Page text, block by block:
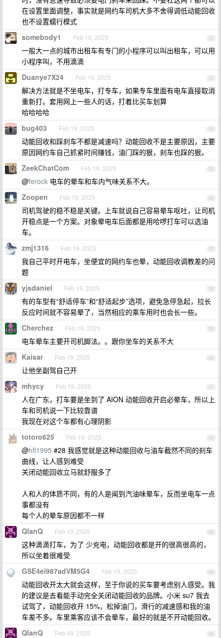
在设置里面调整，事实就是网约车司机大多不舍得调低动能回收
也不设置蠕行模式
32
somebody1 Feb 19, 2025
一般大一点的城市出租车有专门的小程序可以叫出租车，可以用
小程序叫，不用滴滴
33
Duanye7X24 Feb 19, 2025
解决方法就是不坐电车，打专车，如果专车里面有电车直接取消
重新打。套用网上一些人的话，打着比买车划算
哈哈哈哈
34
bug403 Feb 19, 2025
动能回收和踩刹车不都是减速吗？动能回收不是主要原因，主要
原因网约车自己抓紧时间赚钱，油门踩的狠，刹车也踩的狠。
35
ZeekChatCom Feb 19, 2025
@ferock 电车的晕车和车内气味关系不大。
36
Zoopen Feb 19, 2025
司机驾驶的稳不稳是关键。上车就说自己容易晕车呕吐，让司机
开稳点是一个方案。对象晕电车后面都是用哈啰打车可以选油
车。
37
zmj1316 Feb 19, 2025
我自己平时开电车，坐便宜的网约车也晕，动能回收调教差的问
题
38
yjsdaniel Feb 19, 2025
有的车型有“舒适停车”和“舒适起步”选项，避免急停急起，拉长
反应时间就不容易晕了，当然相应的乘车用时也会长一些。
39
Cherchez Feb 19, 2025
电车晕车主要开司机脚法。。跟你坐车的关系不大
40
Kaisar Feb 19, 2025
让他坐副驾自己开
41
mhycy Feb 19, 2025
人在广东，打车要是坐到了 AION 动能回收开启必晕车，所以上
车和司机说一下比较靠谱
我现在对这个车都有心理阴影
42
totoro625 Feb 19, 2025
@hfl1995 #28 我感觉就是这种动能回收与油车截然不同的刹车
曲线，让人感到难受
关闭动能回收立马就舒服多了
人和人的体质不同，有的人是闻到汽油味晕车，反而坐电车一点
事都没有
每个人的晕车原因都不一样
43
QlanQ Feb 19, 2025
这种滴滴打车，为了 少充电，动能回收都是开的很高很高的，
所以坐着很难受
44
GSE4ei987adVM5G4 Feb 19, 2025
动能回收开太大就会这样，至于你说的买车要考虑别人感受。我
的建议是去看能手动完全关闭动能回收的品牌。小米 su7 我去
试驾了，动能回收开 15%，松掉油门，滑行的减速感和我的油
车差不多。车里乘客应该不会晕车，最好的就是不开动能回收。
45
QlanQ Feb 19, 2025